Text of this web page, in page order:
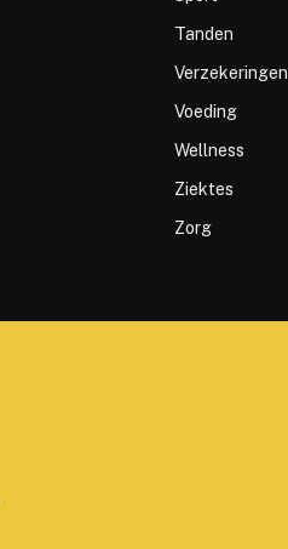
Tanden
Verzekeringen
Voeding
Wellness
Ziektes
Zorg